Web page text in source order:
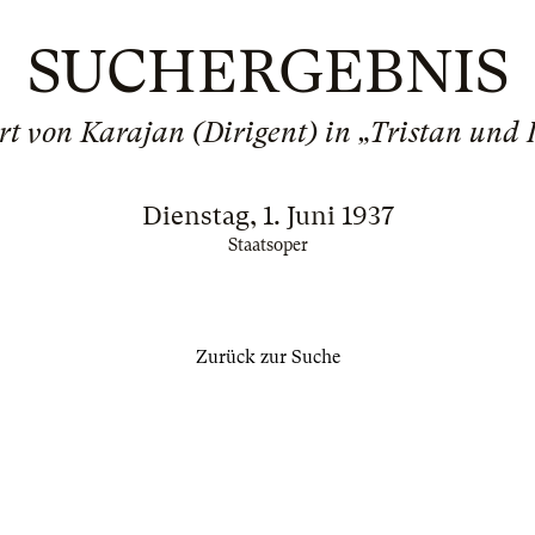
SUCHERGEBNIS
von Karajan (Dirigent) in „Tristan und
Dienstag, 1. Juni 1937
Staatsoper
Zurück zur Suche